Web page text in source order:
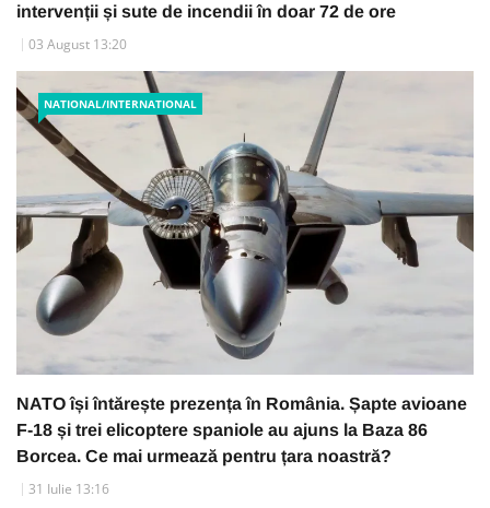
intervenții și sute de incendii în doar 72 de ore
03 August 13:20
NATIONAL/INTERNATIONAL
NATO își întărește prezența în România. Șapte avioane
F-18 și trei elicoptere spaniole au ajuns la Baza 86
Borcea. Ce mai urmează pentru țara noastră?
31 Iulie 13:16